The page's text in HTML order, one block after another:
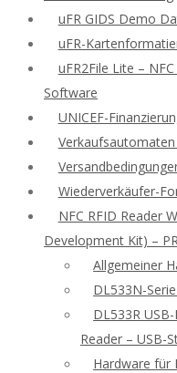
uFR GIDS Demo
uFR-
uFR2File Lite –
Software
UNICEF-
Wiederverkäufer-
NFC RFID Reader
Development Kit) –
Allgemeiner
DL533N-
DL533R
Reader – USB-
Hardware für